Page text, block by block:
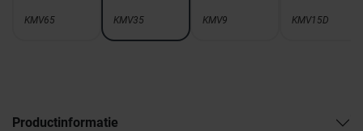
KMV65 KMV35 KMV9 KMV15D
Productinformatie